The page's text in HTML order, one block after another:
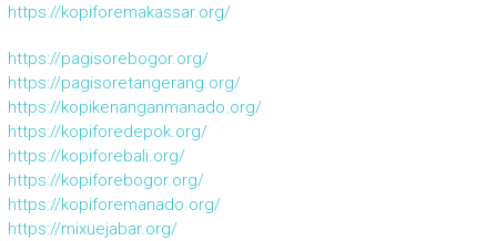
https://kopiforemakassar.org/
https://pagisorebogor.org/
https://pagisoretangerang.org/
https://kopikenanganmanado.org/
https://kopiforedepok.org/
https://kopiforebali.org/
https://kopiforebogor.org/
https://kopiforemanado.org/
https://mixuejabar.org/